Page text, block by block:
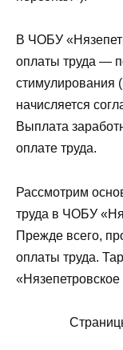
В ЧОБУ
оплаты труда —
стимулирования
начисляется
Выплата
оплате труда.
Рассмотрим
труда в ЧОБУ
Прежде всего,
оплаты труда.